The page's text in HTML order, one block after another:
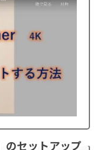
のセットアップ